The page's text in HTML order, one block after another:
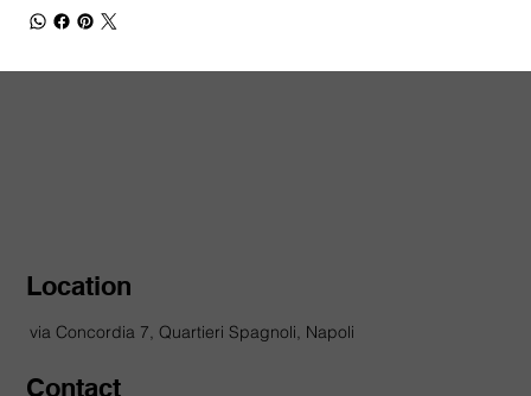
Location
via Concordia 7, Quartieri Spagnoli, Napoli
Contact